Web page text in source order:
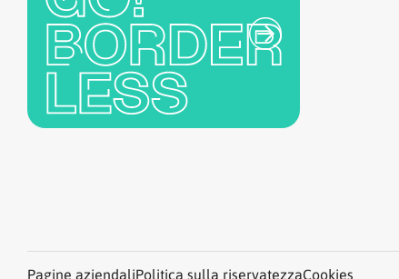
Pagine aziendaliPolitica sulla riservatezzaCookies